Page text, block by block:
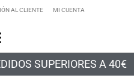
AL CLIENTE MI CUENTA
SUPERIORES A 40€